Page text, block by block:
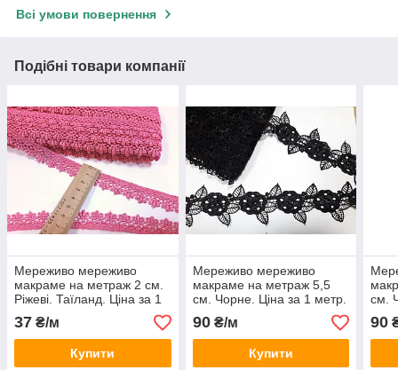
Всі умови повернення
Подібні товари компанії
Мереживо мереживо
макраме на метраж 2 см.
Ріжеві. Таїланд. Ціна за 1
метр
37 ₴/м
Купити
Мереживо мереживо
макраме на метраж 5,5
см. Чорне. Ціна за 1 метр.
Таїланд
90₴/м
Купити
см.
90